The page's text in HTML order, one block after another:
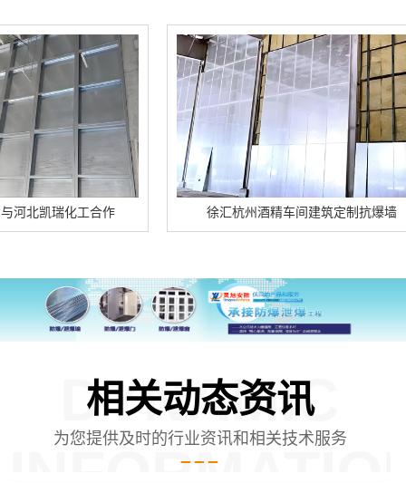
瑞化工合作 徐汇杭州酒精车间建筑定制抗爆墙
相关动态资讯
DYNAMIC
为您提供及时的行业资讯和相关技术服务